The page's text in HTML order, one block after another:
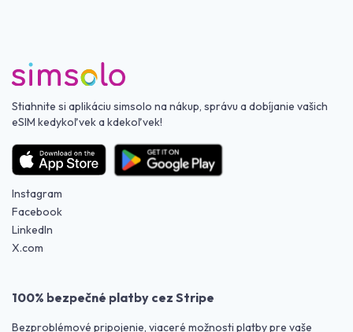
Stiahnite si aplikáciu simsolo na nákup, správu a dobíjanie vašich
eSIM kedykoľvek a kdekoľvek!
Instagram
Facebook
LinkedIn
X.com
100% bezpečné platby cez Stripe
Bezproblémové pripojenie, viaceré možnosti platby pre vaše